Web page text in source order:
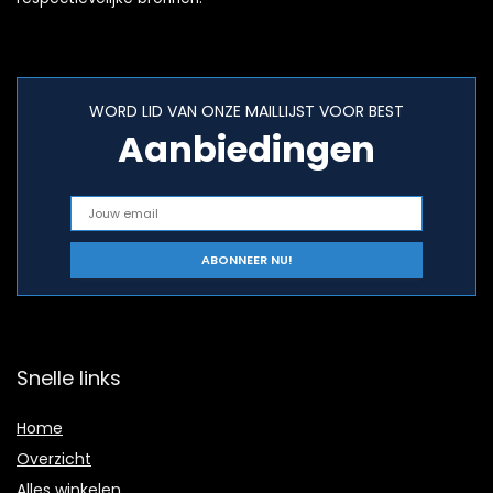
WORD LID VAN ONZE MAILLIJST VOOR BEST
Aanbiedingen
Snelle links
Home
Overzicht